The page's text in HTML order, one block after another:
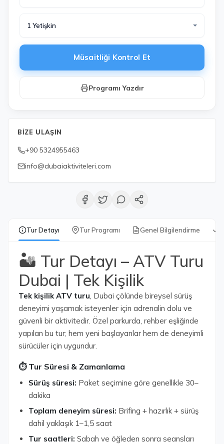
Tur Detayı Tur Programı Genel Bilgilendirme
🏜️ Tur Detayı – ATV Turu
Dubai | Tek Kişilik
Tek kişilik ATV turu, Dubai çölünde bireysel sürüş
deneyimi yaşamak isteyenler için adrenalin dolu ve
güvenli bir aktivitedir. Özel parkurda, rehber eşliğinde
yapılan bu tur; hem yeni başlayanlar hem de deneyimli
sürücüler için uygundur.
⏱️ Tur Süresi & Zamanlama
Sürüş süresi: Paket seçimine göre genellikle 30–
dakika
Toplam deneyim süresi: Brifing + hazırlık + sürüş
dahil yaklaşık 1–1,5 saat
Tur saatleri: Sabah ve öğleden sonra seansları
1 Yetişkin
Müsaitliği Kontrol Et
Programı Yazdır
BIZE ULAŞIN
+90 5324955463
info@dubaiaktiviteleri.com